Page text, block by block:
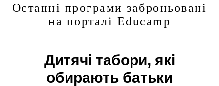
Останні програми заброньовані
на порталі Educamp
Дитячі табори, які
обирають батьки